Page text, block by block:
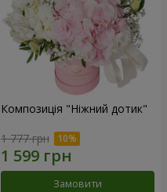
Композиція "Ніжний дотик"
1 777 грн
Замовити